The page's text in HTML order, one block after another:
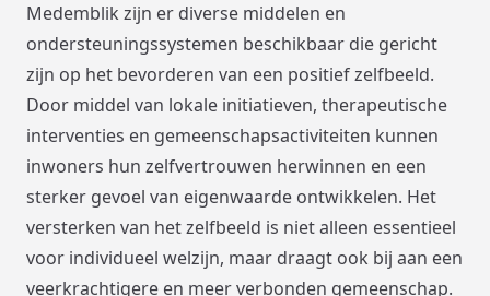
Medemblik zijn er diverse middelen en
ondersteuningssystemen beschikbaar die gericht
zijn op het bevorderen van een positief zelfbeeld.
Door middel van lokale initiatieven, therapeutische
interventies en gemeenschapsactiviteiten kunnen
inwoners hun zelfvertrouwen herwinnen en een
sterker gevoel van eigenwaarde ontwikkelen. Het
versterken van het zelfbeeld is niet alleen essentieel
voor individueel welzijn, maar draagt ook bij aan een
veerkrachtigere en meer verbonden gemeenschap.